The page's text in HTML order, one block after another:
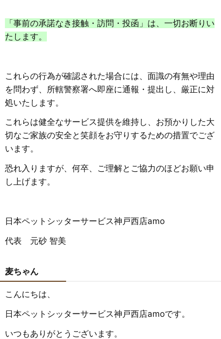
​「事前の承諾なき接触・訪問・投函」は、一切お断りい
たします。
​これらの行為が確認された場合には、面識の有無や理由
を問わず、所轄警察署へ即座に通報・提出し、厳正に対
処いたします。
​これらは健全なサービス提供を維持し、お預かりした大
切なご家族の安全と笑顔をお守りするための措置でござ
います。
恐れ入りますが、何卒、ご理解とご協力のほどお願い申
し上げます。
​日本ペットシッターサービス神戸西店amo
代表 元砂 智美
麦ちゃん
こんにちは、
日本ペットシッターサービス神戸西店amoです。
いつもありがとうございます。